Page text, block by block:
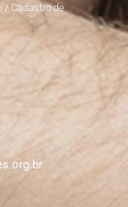
/ Cadastro de